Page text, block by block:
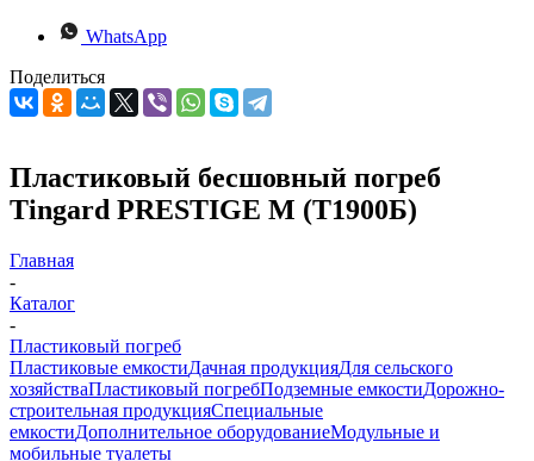
WhatsApp
Поделиться
Пластиковый бесшовный погреб
Tingard PRESTIGE M (Т1900Б)
Главная
-
Каталог
-
Пластиковый погреб
Пластиковые емкостиДачная продукцияДля сельского
хозяйстваПластиковый погребПодземные емкостиДорожно-
строительная продукцияСпециальные
емкостиДополнительное оборудованиеМодульные и
мобильные туалеты